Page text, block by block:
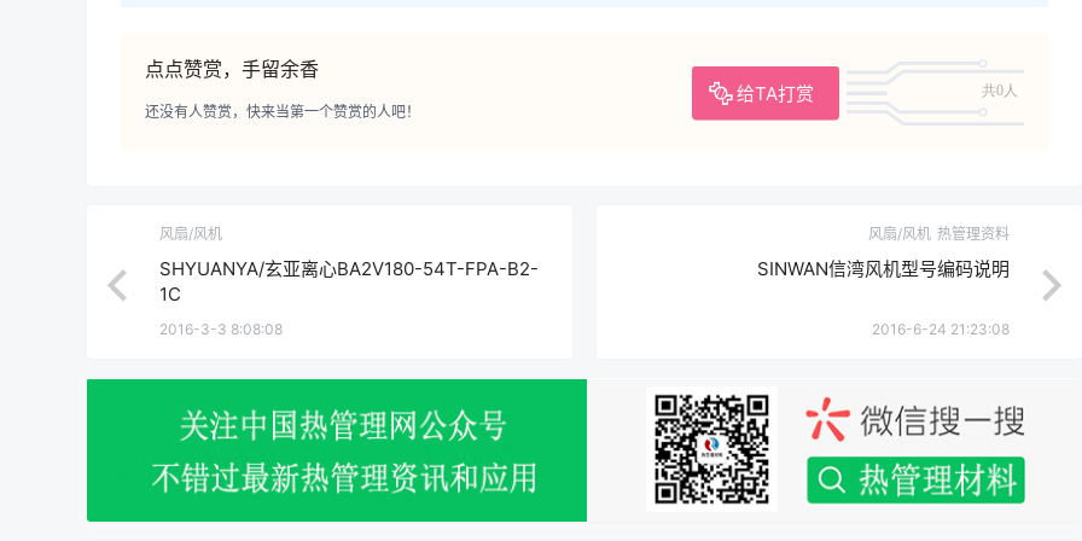
点点赞赏，手留余香
给TA打赏 共0人
还没有人赞赏，快来当第一个赞赏的人吧！
风扇/风机
SHYUANYA/玄亚离心BA2V180-54T-FPA-B2-
1C
2016-3-3 8:08:08
风扇/风机 热管理资料
SINWAN信湾风机型号编码说明
2016-6-24 21:23:08